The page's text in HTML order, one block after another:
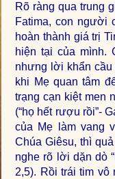
Rõ ràng qua trung
Fatima, con người
hoàn thành giá trị
hiện tại của mình.
nhưng lời khẩn
khi Mẹ quan tâm
trạng cạn kiệt men
(“họ hết rượu rồi”-
của Mẹ làm vang
Chúa Giêsu, thì
nghe rõ lời dặn dò
2,5). Rồi trái tim vô